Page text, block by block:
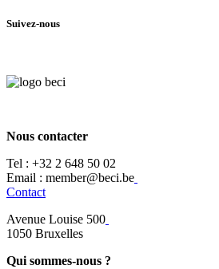
Suivez-nous
Nous contacter
Tel : +32 2 648 50 02​
​​Email : member@beci.be
Contact
Avenue Louise 500
​1050 Bruxelles
Qui sommes-nous ?